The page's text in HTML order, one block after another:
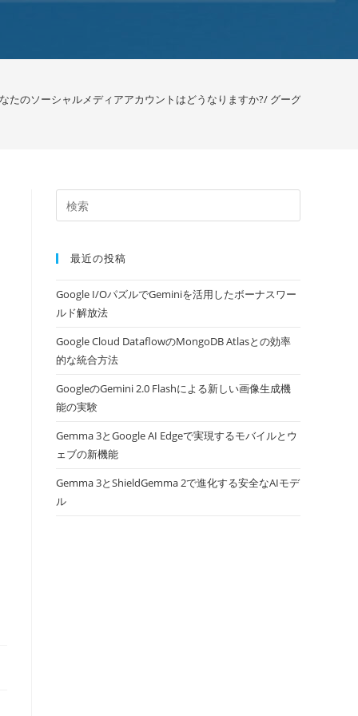
たのソーシャルメディアアカウントはどうなりますか?/ グーグル
最近の投稿
Google I/OパズルでGeminiを活用したボーナスワー
ルド解放法
Google Cloud DataflowのMongoDB Atlasとの効率
的な統合方法
GoogleのGemini 2.0 Flashによる新しい画像生成機
能の実験
Gemma 3とGoogle AI Edgeで実現するモバイルとウ
ェブの新機能
Gemma 3とShieldGemma 2で進化する安全なAIモデ
ル